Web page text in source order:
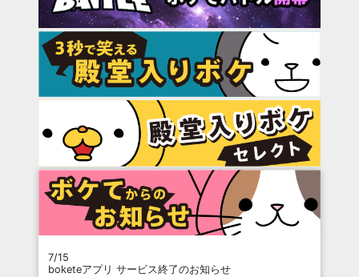
7/15
boketeアプリ サービス終了のお知らせ